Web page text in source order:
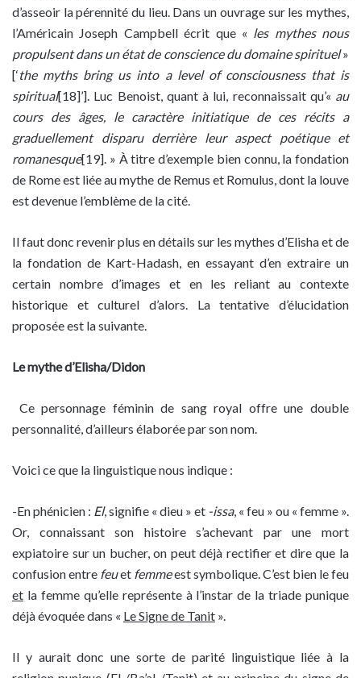
d’asseoir la pérennité du lieu. Dans un ouvrage sur les mythes,
l’Américain Joseph Campbell écrit que « les mythes nous
propulsent dans un état de conscience du domaine spirituel»
[‘the myths bring us into a level of consciousness that is
spiritual[18]’]. Luc Benoist, quant à lui, reconnaissait qu’« au
cours des âges, le caractère initiatique de ces récits a
graduellement disparu derrière leur aspect poétique et
romanesque[19]. » À titre d’exemple bien connu, la fondation
de Rome est liée au mythe de Remus et Romulus, dont la louve
est devenue l’emblème de la cité.
Il faut donc revenir plus en détails sur les mythes d’Elisha et de
la fondation de Kart-Hadash, en essayant d’en extraire un
certain nombre d’images et en les reliant au contexte
historique et culturel d’alors. La tentative d’élucidation
proposée est la suivante.
Le mythe d’Elisha/Didon
Ce personnage féminin de sang royal offre une double
personnalité, d’ailleurs élaborée par son nom.
Voici ce que la linguistique nous indique :
-En phénicien : El, signifie « dieu » et -issa, « feu » ou « femme ».
Or, connaissant son histoire s’achevant par une mort
expiatoire sur un bucher, on peut déjà rectifier et dire que la
confusion entre feuet femmeest symbolique. C’est bien le feu
et la femme qu’elle représente à l’instar de la triade punique
déjà évoquée dans « Le Signe de Tanit ».
Il y aurait donc une sorte de parité linguistique liée à la